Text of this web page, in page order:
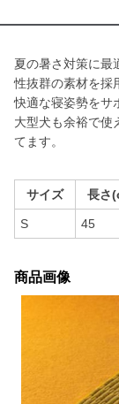
夏の暑さ対策に最
性抜群の素材を採
快適な寝姿勢をサ
大型犬も余裕で使
てます。
サイズ 長さ
S 45
商品画像